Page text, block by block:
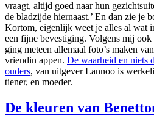
vraagt, altijd goed naar hun
de bladzijde hiernaast.’ En dan zie je
Kortom, eigenlijk weet je alles al wat
een fijne bevestiging. Volgens mij
ging meteen allemaal foto’s maken
vriendin appen. De waarheid en niets
ouders, van uitgever Lannoo is
tiener, en moeder.
De kleuren van